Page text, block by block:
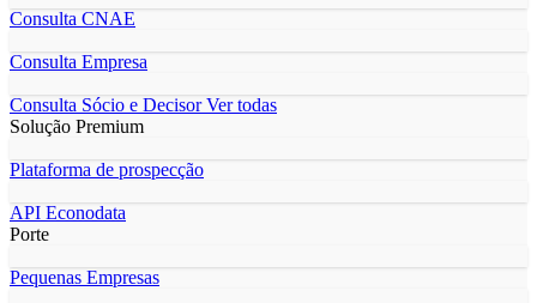
Consulta CNAE
Consulta Empresa
Consulta Sócio e DecisorVer todas
Solução Premium
Plataforma de prospecção
API Econodata
Porte
Pequenas Empresas